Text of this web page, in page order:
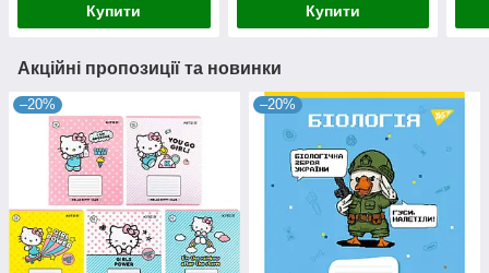
Купити Купити
Акційні пропозиції та новинки
–20% –20%